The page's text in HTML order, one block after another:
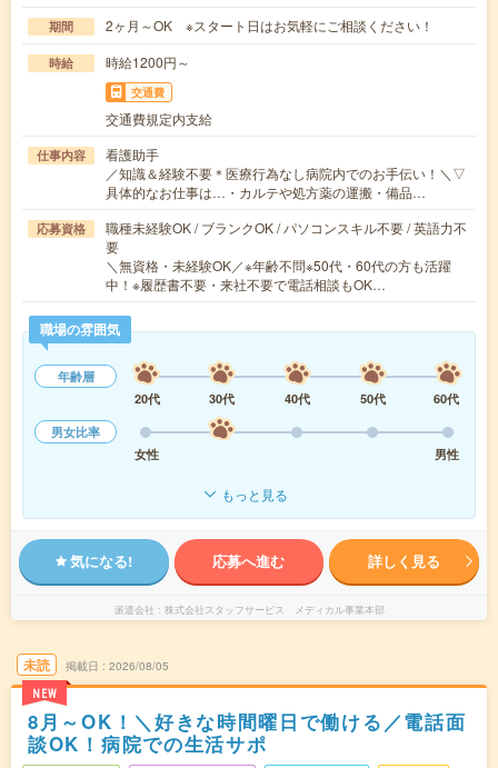
期間 2ヶ月～OK ※スタート日はお気軽にご相談ください！
時給 時給1200円～
交通費
交通費規定内支給
仕事内容
看護助手
／知識＆経験不要＊医療行為なし病院内でのお手伝い！＼▽
具体的なお仕事は…・カルテや処方薬の運搬・備品…
応募資格
職種未経験OK / ブランクOK / パソコンスキル不要 / 英語力不
要
＼無資格・未経験OK／※年齢不問※50代・60代の方も活躍
中！※履歴書不要・来社不要で電話相談もOK…
職場の雰囲気
年齢層
20代
30代 40代 50代
60代
男女比率
女性
男性
もっと見る
気になる! 応募へ進む 詳しく見る
派遣会社 株式会社スタッフサービス メディカル事業本部
未読
NEW
掲載日 2026/08/05
8月～OK！＼好きな時間曜日で働ける／電話面
談OK！病院での生活サポ